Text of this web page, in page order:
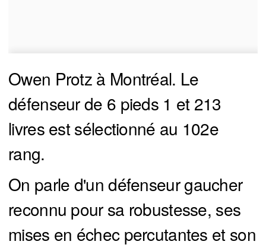
Owen Protz à Montréal. Le
défenseur de 6 pieds 1 et 213
livres est sélectionné au 102e
rang.
On parle d'un défenseur gaucher
reconnu pour sa robustesse, ses
mises en échec percutantes et son